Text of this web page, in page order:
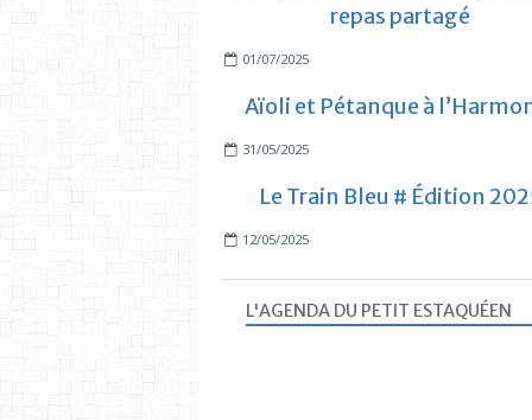
repas partagé
01/07/2025
Aïoli et Pétanque à
31/05/2025
Le Train Bleu # Édition
12/05/2025
L'AGENDA DU PETIT ESTAQUÉEN